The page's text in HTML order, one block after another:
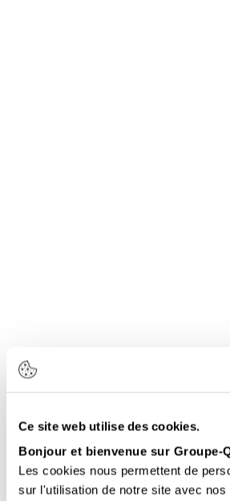
Ce site web utilise des cookies.
Bonjour et bienvenue sur Groupe-
Les cookies nous permettent de
sur l'utilisation de notre site avec